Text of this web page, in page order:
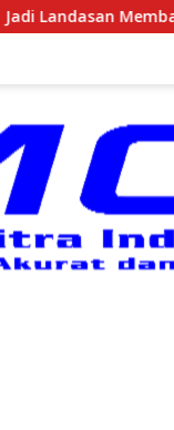
dengan Keikhlasan